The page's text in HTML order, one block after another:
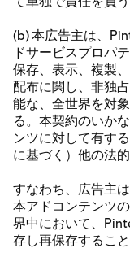
(b) 本広告主は、
ドサービスプロパ
保存、表示、複製
配布に関し、非独
能な、全世界を対
る。本契約のいか
ンツに対して有す
に基づく）他の法
すなわち、広告主
本アドコンテンツ
界中において、
存し再保存するこ